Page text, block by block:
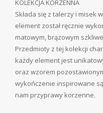
KOLEKCJA KORZENNA
Składa się z talerzy i misek
element został ręcznie
matowym, brązowym
Przedmioty z tej kolekcji
każdy element jest
oraz wzorem
wykończenie inspirowane
nam przyprawy korzenne.